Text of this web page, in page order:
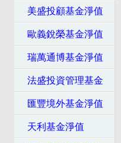
美盛投顧基金淨值
歐義銳榮基金淨值
瑞萬通博基金淨值
法盛投資管理基金
匯豐境外基金淨值
天利基金淨值